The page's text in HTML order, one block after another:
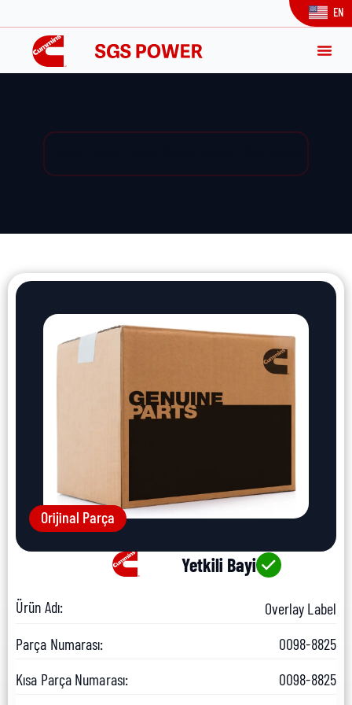
EN
Orijinal Parça
Yetkili Bayi
Ürün Adı:
Overlay Label
Parça Numarası:
0098-8825
Kısa Parça Numarası:
0098-8825